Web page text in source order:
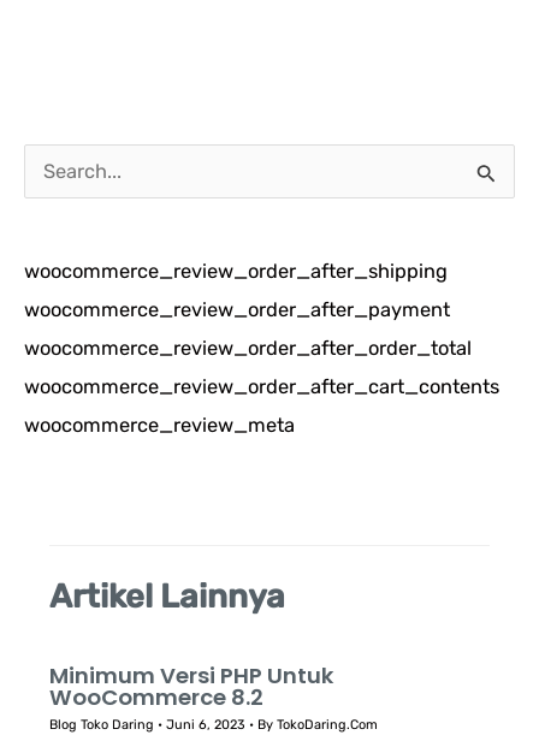
a
i
u
n
t
u
woocommerce_review_order_after_shipping
woocommerce_review_order_after_payment
woocommerce_review_order_after_order_total
woocommerce_review_order_after_cart_contents
woocommerce_review_meta
Artikel Lainnya
Minimum Versi PHP Untuk
WooCommerce 8.2
Blog Toko Daring •Juni 6, 2023 • ByTokoDaring.Com